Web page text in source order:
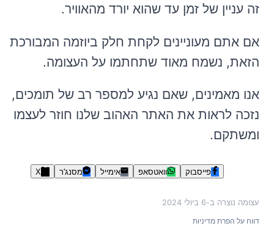
זה עניין של זמן עד שהוא יורד מהאוויר.
אם אתם מעוניינים לקחת חלק ביוזמה המבורכת
הזאת, נשמח מאוד שתחתמו על העצומה.
אנו מאמינים, שאם נגיע למספר רב של תומכים,
נזכה לראות את האתר האהוב שלנו חוזר לעצמו
ומשתקם.
פייסבוק וואטסאפ אימייל מסנג'ר X
עצומה נוצרה ב-6 ביולי 2024
דווח על הפרת מדיניות